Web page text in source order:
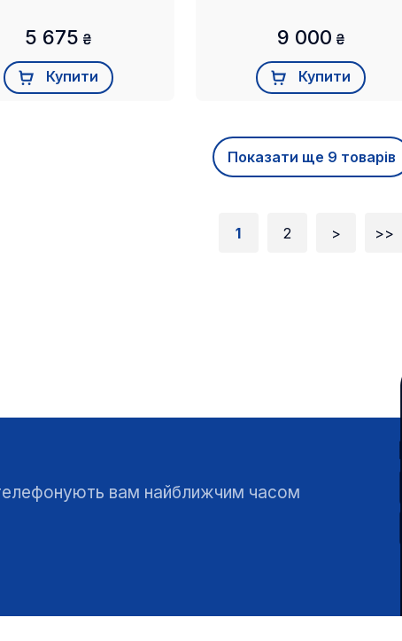
5 675 ₴
Купити
9 000 ₴
Купити
Показати ще 9 товарів
1 2 > >>
вам найближчим часом